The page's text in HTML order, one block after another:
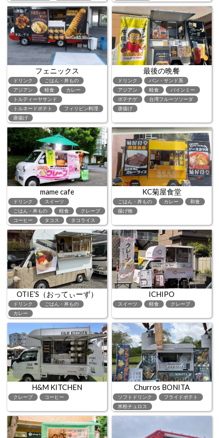
フェニックス
ドリンク
ごはん・丼もの
アジアン
軽食
カレー
トルティーヤサンド
トルネードポテト
フィリピン料理
唐揚げ
最後の晩餐
ドリンク
パン・サンド系
アジアン
軽食
バインミー
ポテナゲ
台湾フルーツソーダ
唐揚げ
mame cafe
ドリンク
スイーツ
ごはん・丼もの
軽食
クレープ
コーヒー
タコス タコライス
KC菊屋食堂
ごはん・丼もの カレー
和食
揚げ物
OTIE’S（おってぃーず）
ドリンク
ごはん・丼もの
カレー
ICHIPO
スイーツ 軽食 クレープ
H&M KITCHEN
クレープ コーヒー
Churros BONITA
ソフトドリンク
フライドポテト
米粉チュロス